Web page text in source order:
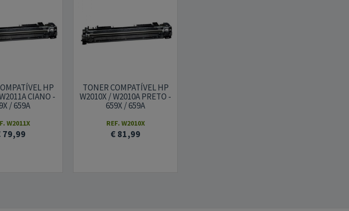
HP
CIANO -
/ 659A
W2011X
79,99
TONER COMPATÍVEL HP
W2010X / W2010A PRETO -
659X / 659A
REF. W2010X
€ 81,99